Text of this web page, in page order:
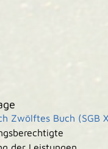
Zwölftes Buch (SGB